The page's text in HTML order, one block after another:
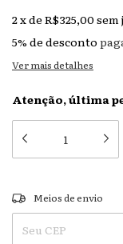
2xde R$325,00 sem
5% de desconto
Ver mais detalhes
Atenção, última
Entregas para o CEP:
Meios de envio